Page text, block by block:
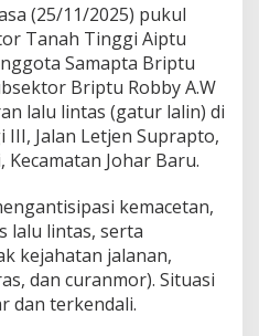
(25/11/2025) pukul
Tanah Tinggi Aiptu
Samapta Briptu
Briptu Robby A.W
lalu lintas (gatur lalin) di
Jalan Letjen Suprapto,
Johar Baru.
kemacetan,
lalu lintas, serta
kejahatan jalanan,
dan curanmor). Situasi
dan terkendali.